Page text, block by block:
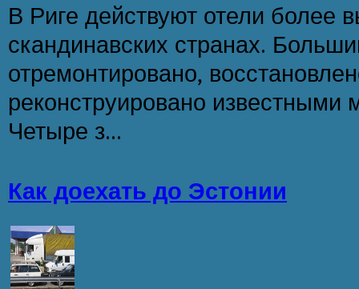
В Риге действуют отели более
скандинавских странах.
отремонтировано,
реконструировано
Четыре з...
Как доехать до Эстонии